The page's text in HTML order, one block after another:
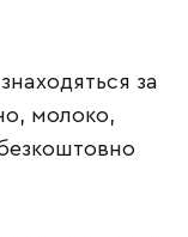
за
молоко,